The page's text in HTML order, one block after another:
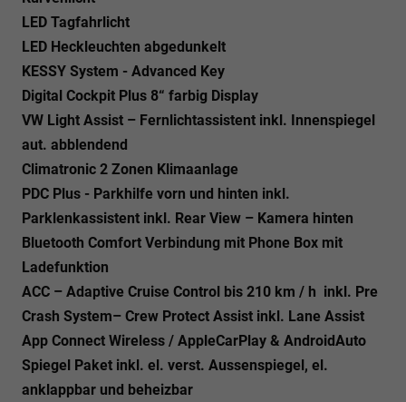
LED Tagfahrlicht
LED Heckleuchten abgedunkelt
KESSY System - Advanced Key
Digital Cockpit Plus 8“ farbig Display
VW Light Assist – Fernlichtassistent inkl. Innenspiegel
aut. abblendend
Climatronic 2 Zonen Klimaanlage
PDC Plus - Parkhilfe vorn und hinten inkl.
Parklenkassistent inkl. Rear View – Kamera hinten
Bluetooth Comfort Verbindung mit Phone Box mit
Ladefunktion
ACC – Adaptive Cruise Control bis 210 km / h inkl. Pre
Crash System– Crew Protect Assist inkl. Lane Assist
App Connect Wireless / AppleCarPlay & AndroidAuto
Spiegel Paket inkl. el. verst. Aussenspiegel, el.
anklappbar und beheizbar